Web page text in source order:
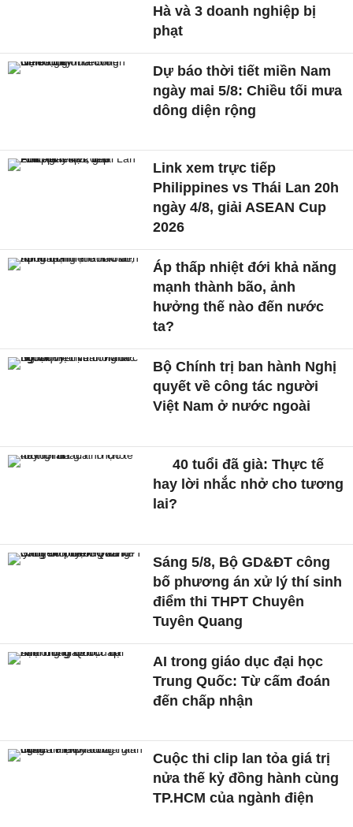
Hà và 3 doanh nghiệp bị
phạt
Dự báo thời tiết miền Nam
ngày mai 5/8: Chiều tối mưa
dông diện rộng
Link xem trực tiếp
Philippines vs Thái Lan 20h
ngày 4/8, giải ASEAN Cup
2026
Áp thấp nhiệt đới khả năng
mạnh thành bão, ảnh
hưởng thế nào đến nước
ta?
Bộ Chính trị ban hành Nghị
quyết về công tác người
Việt Nam ở nước ngoài
40 tuổi đã già: Thực tế
hay lời nhắc nhở cho tương
lai?
Sáng 5/8, Bộ GD&ĐT công
bố phương án xử lý thí sinh
điểm thi THPT Chuyên
Tuyên Quang
AI trong giáo dục đại học
Trung Quốc: Từ cấm đoán
đến chấp nhận
Cuộc thi clip lan tỏa giá trị
nửa thế kỷ đồng hành cùng
TP.HCM của ngành điện